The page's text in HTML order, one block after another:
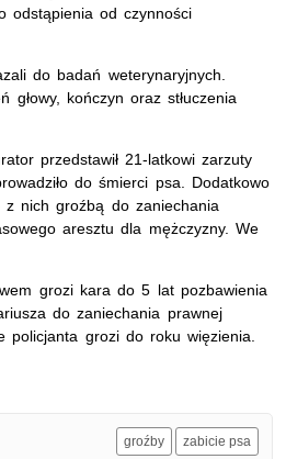
odstąpienia od czynności
do badań weterynaryjnych.
głowy, kończyn oraz stłuczenia
przedstawił 21-latkowi zarzuty
do śmierci psa. Dodatkowo
z nich groźbą do zaniechania
aresztu dla mężczyzny. We
grozi kara do 5 lat pozbawienia
do zaniechania prawnej
policjanta grozi do roku więzienia.
groźby zabicie psa